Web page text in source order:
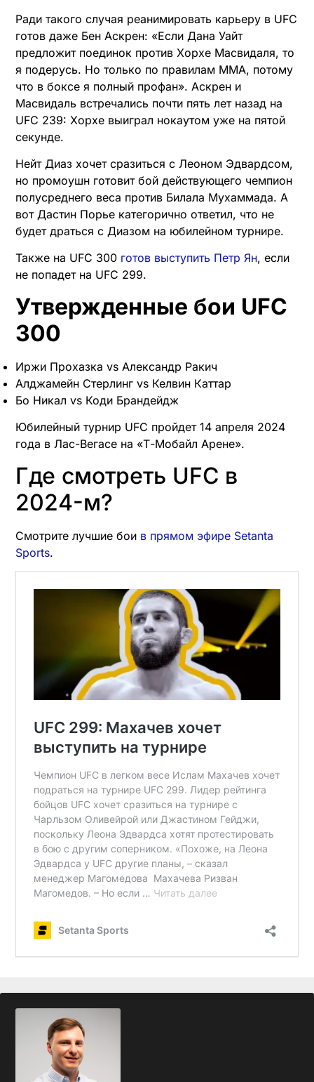
Ради такого случая реанимировать карьеру в UFC
готов даже Бен Аскрен: «Если Дана Уайт
предложит поединок против Хорхе Масвидаля, то
я подерусь. Но только по правилам ММА, потому
что в боксе я полный профан». Аскрен и
Масвидаль встречались почти пять лет назад на
UFC 239: Хорхе выиграл нокаутом уже на пятой
секунде.
Нейт Диаз хочет сразиться с Леоном Эдвардсом,
но промоушн готовит бой действующего чемпион
полусреднего веса против Билала Мухаммада. А
вот Дастин Порье категорично ответил, что не
будет драться с Диазом на юбилейном турнире.
Также на UFC 300 готов выступить Петр Ян, если
не попадет на UFC 299.
Утвержденные бои UFC
300
Иржи Прохазка vs Александр Ракич
Алджамейн Стерлинг vs Келвин Каттар
Бо Никал vs Коди Брандейдж
Юбилейный турнир UFC пройдет 14 апреля 2024
года в Лас-Вегасе на «Т-Мобайл Арене».
Где смотреть UFC в
2024-м?
Смотрите лучшие бои в прямом эфире Setanta
Sports.